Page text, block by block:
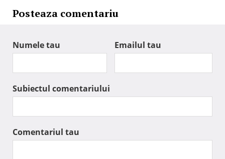
Posteaza comentariu
Numele tau Emailul tau
Subiectul comentariului
Comentariul tau